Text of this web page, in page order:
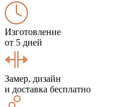
Изготовление
от 5 дней
Замер, дизайн
и доставка бесплатно